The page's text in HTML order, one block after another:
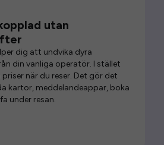
utan
dig att undvika dyra
din vanliga operatör. I stället
när du reser. Det gör det
kartor, meddelandeappar, boka
under resan.